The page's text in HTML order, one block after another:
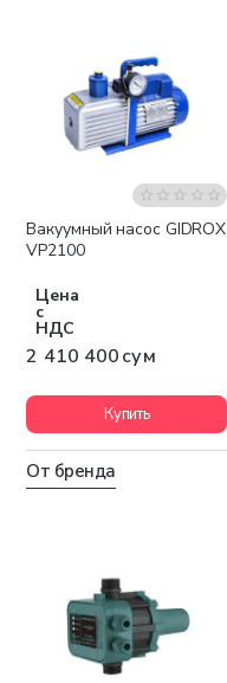
Бесплатная доставка
Вакуумный насос GIDROX
VP2100
Цена
с
НДС
2 410 400 сум
Купить
От бренда